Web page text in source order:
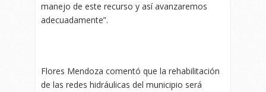
manejo de este recurso y así avanzaremos
adecuadamente”.
Flores Mendoza comentó que la rehabilitación
de las redes hidráulicas del municipio será